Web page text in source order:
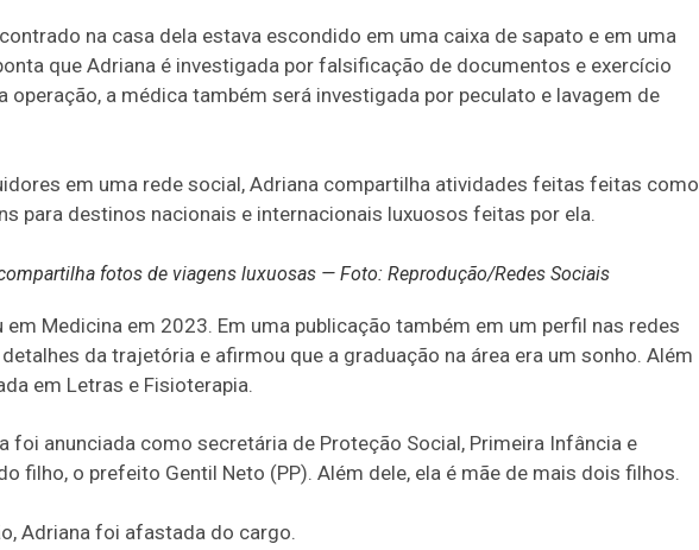
na casa dela estava escondido em uma caixa de sapato e em uma
que Adriana é investigada por falsificação de documentos e exercício
operação, a médica também será investigada por peculato e lavagem de
em uma rede social, Adriana compartilha atividades feitas feitas como
para destinos nacionais e internacionais luxuosos feitas por ela.
fotos de viagens luxuosas — Foto: Reprodução/Redes Sociais
Medicina em 2023. Em uma publicação também em um perfil nas redes
da trajetória e afirmou que a graduação na área era um sonho. Além
em Letras e Fisioterapia.
foi anunciada como secretária de Proteção Social, Primeira Infância e
filho, o prefeito Gentil Neto (PP). Além dele, ela é mãe de mais dois filhos.
Adriana foi afastada do cargo.